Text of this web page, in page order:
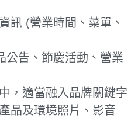
訊 (營業時間、菜單、
公告、節慶活動、營業
，適當融入品牌關鍵字
品及環境照片、影音